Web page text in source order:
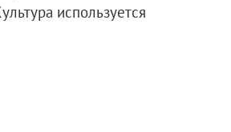
используется